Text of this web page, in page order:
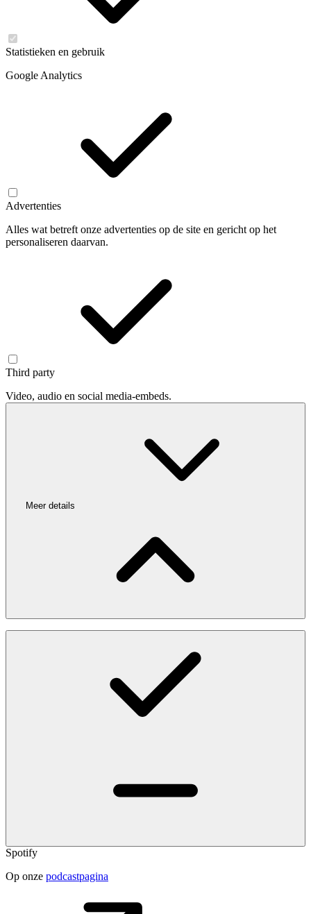
Statistieken en gebruik
Google Analytics
Advertenties
Alles wat betreft onze advertenties op de site en gericht op het
personaliseren daarvan.
Third party
Video, audio en social media-embeds.
Meer details
Spotify
Op onze podcastpagina